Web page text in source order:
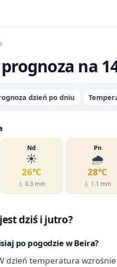
na
dzień po dniu
Nd
☀️
26℃
💧 0.3 mm
Pn
🌧️
28℃
💧 1.1 mm
dziś i jutro?
po pogodzie w Beira?
dzień temperatura